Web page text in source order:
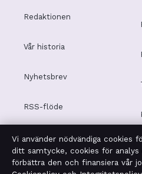
Redaktionen
Vår historia
Nyhetsbrev
RSS-flöde
Vi använder nödvändiga cookies
ditt samtycke, cookies för
förbättra den och finansiera vår